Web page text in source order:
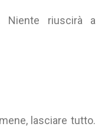
Niente riuscirà a
lasciare tutto.